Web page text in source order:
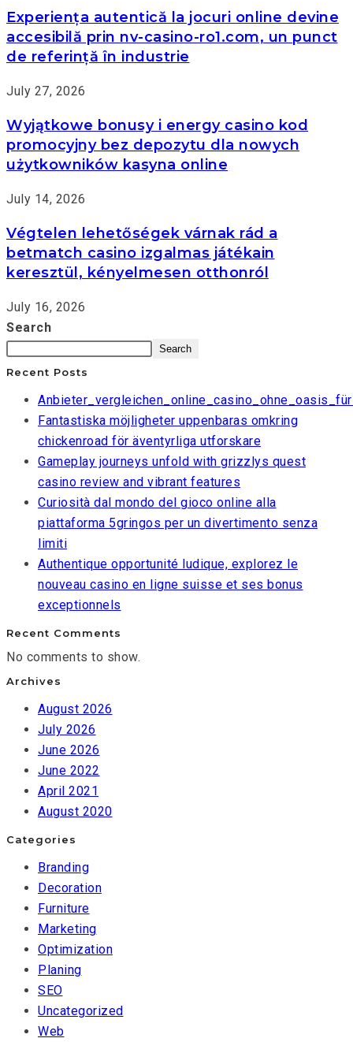
Experiența autentică la jocuri online devine
accesibilă prin nv-casino-ro1.com, un punct
de referință în industrie
July 27, 2026
Wyjątkowe bonusy i energy casino kod
promocyjny bez depozytu dla nowych
użytkowników kasyna online
July 14, 2026
Végtelen lehetőségek várnak rád a
betmatch casino izgalmas játékain
keresztül, kényelmesen otthonról
July 16, 2026
Search
Search
Recent Posts
Fantastiska möjligheter uppenbaras omkring
chickenroad för äventyrliga utforskare
Gameplay journeys unfold with grizzlys quest
casino review and vibrant features
Curiosità dal mondo del gioco online alla
piattaforma 5gringos per un divertimento senza
limiti
Authentique opportunité ludique, explorez le
nouveau casino en ligne suisse et ses bonus
exceptionnels
Recent Comments
No comments to show.
Archives
August 2026
July 2026
June 2026
June 2022
April 2021
August 2020
Categories
Branding
Decoration
Furniture
Marketing
Optimization
Planing
SEO
Uncategorized
Web